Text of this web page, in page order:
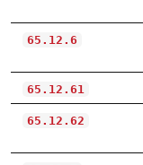
65.12.6
65.12.61
65.12.62